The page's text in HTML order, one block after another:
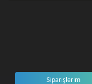
Siparişlerim